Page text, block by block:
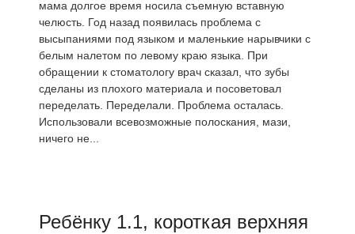
мама долгое время носила съемную вставную
челюсть. Год назад появилась проблема с
высыпаниями под языком и маленькие нарывчики с
белым налетом по левому краю языка. При
обращении к стоматологу врач сказал, что зубы
сделаны из плохого материала и посоветовал
переделать. Переделали. Проблема осталась.
Использовали всевозможные полоскания, мази,
ничего не...
Ребёнку 1.1, короткая верхняя